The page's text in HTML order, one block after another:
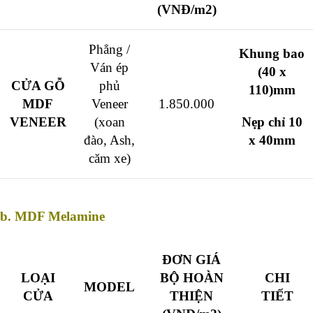
(VNĐ/m2)
CỬA GỖ
MDF
VENEER
Phẳng /
Ván ép
phủ
Veneer
(xoan
đào, Ash,
căm xe)
1.850.000
Khung bao
(40 x
110)mm
Nẹp chỉ 10
x 40mm
b. MDF Melamine
LOẠI
CỬA
MODEL
ĐƠN GIÁ
BỘ HOÀN
THIỆN
CHI
TIẾT